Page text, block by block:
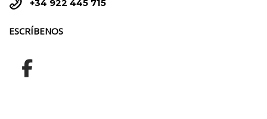

 +34 922 445 715
ESCRÍBENOS